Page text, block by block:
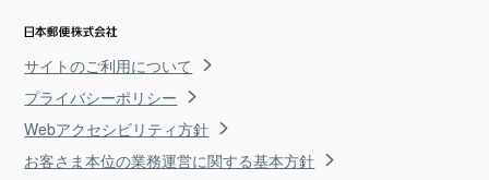
サイトのご利用について
プライバシーポリシー
Webアクセシビリティ方針
お客さま本位の業務運営に関する基本方針